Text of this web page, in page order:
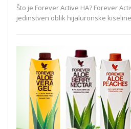
Što je Forever Active HA? Forever
jedinstven oblik hijaluronske